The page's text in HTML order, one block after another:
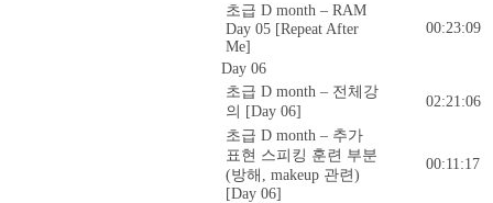
초급 D month – RAM
Day 05 [Repeat After
Me]
00:23:09
Day 06
초급 D month – 전체강
의 [Day 06]
02:21:06
초급 D month – 추가
표현 스피킹 훈련 부분
(방해, makeup 관련)
[Day 06]
00:11:17